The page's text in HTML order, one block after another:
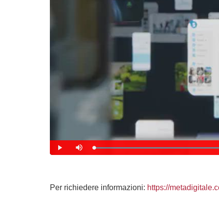
Per richiedere informazioni: https://